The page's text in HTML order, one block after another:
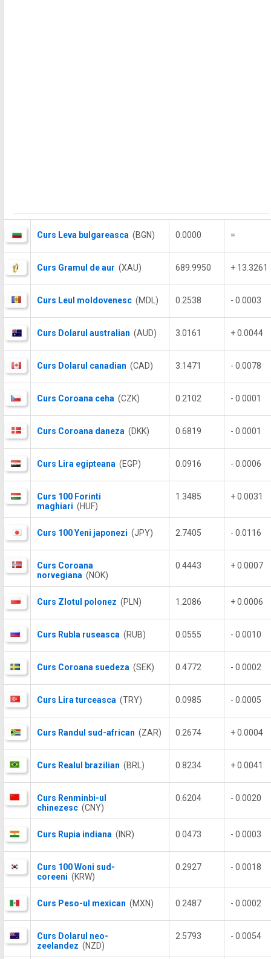
Curs Leva bulgareasca (BGN) 0.0000 =
Curs Gramul de aur (XAU) 689.9950 + 13.3261
Curs Leul moldovenesc (MDL) 0.2538 - 0.0003
Curs Dolarul australian (AUD) 3.0161 + 0.0044
Curs Dolarul canadian (CAD) 3.1471 - 0.0078
Curs Coroana ceha (CZK) 0.2102 - 0.0001
Curs Coroana daneza (DKK) 0.6819 - 0.0001
Curs Lira egipteana (EGP) 0.0916 - 0.0006
Curs 100 Forinti
maghiari (HUF)
1.3485 + 0.0031
Curs 100 Yeni japonezi (JPY) 2.7405 - 0.0116
Curs Coroana
norvegiana (NOK)
0.4443 + 0.0007
Curs Zlotul polonez (PLN) 1.2086 + 0.0006
Curs Rubla ruseasca (RUB) 0.0555 - 0.0010
Curs Coroana suedeza (SEK) 0.4772 - 0.0002
Curs Lira turceasca (TRY) 0.0985 - 0.0005
Curs Randul sud-african (ZAR) 0.2674 + 0.0004
Curs Realul brazilian (BRL) 0.8234 + 0.0041
Curs Renminbi-ul
chinezesc (CNY)
0.6204 - 0.0020
Curs Rupia indiana (INR) 0.0473 - 0.0003
Curs 100 Woni sud-
coreeni (KRW)
0.2927 - 0.0018
Curs Peso-ul mexican (MXN) 0.2487 - 0.0002
Curs Dolarul neo-
zeelandez (NZD)
2.5793 - 0.0054